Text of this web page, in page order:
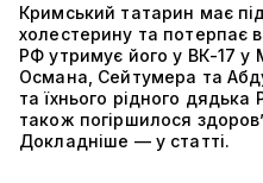
Кримський татарин має
холестерину та потерпає
РФ утримує його у ВК-17 у
Османа, Сейтумера та
та їхнього рідного
також погіршилося
Докладніше — у статті.